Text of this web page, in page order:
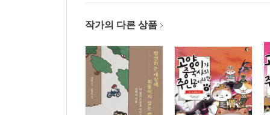
작가의 다른 상품